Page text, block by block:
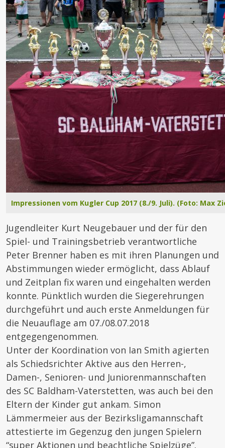
Impressionen vom Kugler Cup 2017 (8./9. Juli). (Foto: Max
Jugendleiter Kurt Neugebauer und der für den
Spiel- und Trainingsbetrieb verantwortliche
Peter Brenner haben es mit ihren Planungen und
Abstimmungen wieder ermöglicht, dass Ablauf
und Zeitplan fix waren und eingehalten werden
konnte. Pünktlich wurden die Siegerehrungen
durchgeführt und auch erste Anmeldungen für
die Neuauflage am 07./08.07.2018
entgegengenommen.
Unter der Koordination von Ian Smith agierten
als Schiedsrichter Aktive aus den Herren-,
Damen-, Senioren- und Juniorenmannschaften
des SC Baldham-Vaterstetten, was auch bei den
Eltern der Kinder gut ankam. Simon
Lämmermeier aus der Bezirksligamannschaft
attestierte im Gegenzug den jungen Spielern
“super Aktionen und beachtliche Spielzüge”.